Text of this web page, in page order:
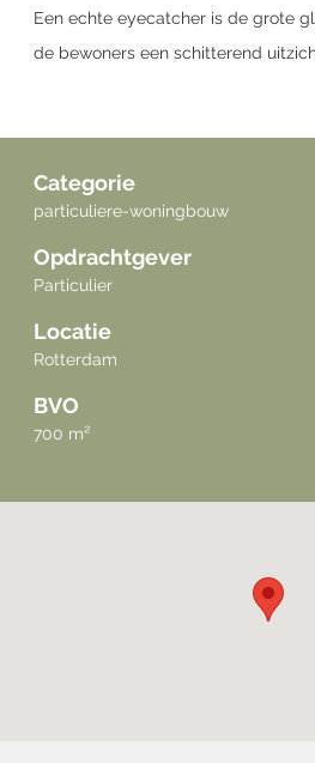
Een echte eyecatcher is de grote
de bewoners een schitterend
Categorie
particuliere-woningbouw
Opdrachtgever
Particulier
Locatie
Rotterdam
BVO
700 m²